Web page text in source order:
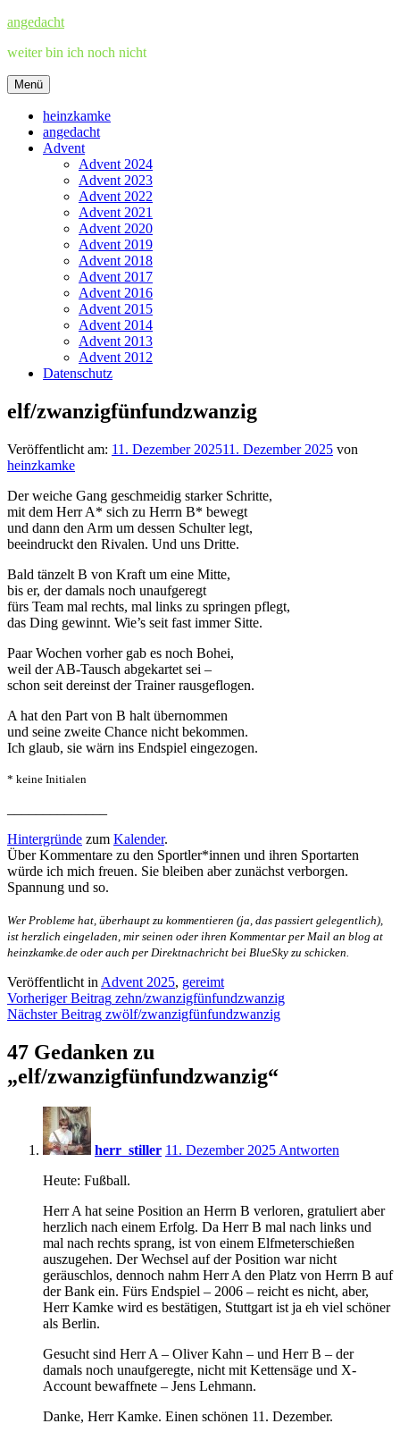
Zum
springen
angedacht
weiter bin ich noch nicht
Menü
heinzkamke
angedacht
Advent
Advent 2024
Advent 2023
Advent 2022
Advent 2021
Advent 2020
Advent 2019
Advent 2018
Advent 2017
Advent 2016
Advent 2015
Advent 2014
Advent 2013
Advent 2012
Datenschutz
elf/zwanzigfünfundzwanzig
Veröffentlicht am: 11. Dezember 202511. Dezember 2025 von
heinzkamke
Der weiche Gang geschmeidig starker Schritte,
mit dem Herr A* sich zu Herrn B* bewegt
und dann den Arm um dessen Schulter legt,
beeindruckt den Rivalen. Und uns Dritte.
Bald tänzelt B von Kraft um eine Mitte,
bis er, der damals noch unaufgeregt
fürs Team mal rechts, mal links zu springen pflegt,
das Ding gewinnt. Wie’s seit fast immer Sitte.
Paar Wochen vorher gab es noch Bohei,
weil der AB-Tausch abgekartet sei –
schon seit dereinst der Trainer rausgeflogen.
A hat den Part von B halt übernommen
und seine zweite Chance nicht bekommen.
Ich glaub, sie wärn ins Endspiel eingezogen.
* keine Initialen
Hintergründe zum Kalender.
Über Kommentare zu den Sportler*innen und ihren Sportarten
würde ich mich freuen. Sie bleiben aber zunächst verborgen.
Spannung und so.
Wer Probleme hat, überhaupt zu kommentieren (ja, das passiert gelegentlich),
ist herzlich eingeladen, mir seinen oder ihren Kommentar per Mail an blog at
heinzkamke.de oder auch per Direktnachricht bei BlueSky zu schicken.
Veröffentlicht in Advent 2025, gereimt
Beitragsnavigation
Vorheriger Beitrag zehn/zwanzigfünfundzwanzig
Nächster Beitrag zwölf/zwanzigfünfundzwanzig
47 Gedanken zu
„elf/zwanzigfünfundzwanzig“
herr_stiller 11. Dezember 2025 Antworten
Heute: Fußball.
Herr A hat seine Position an Herrn B verloren, gratuliert aber
herzlich nach einem Erfolg. Da Herr B mal nach links und
mal nach rechts sprang, ist von einem Elfmeterschießen
auszugehen. Der Wechsel auf der Position war nicht
geräuschlos, dennoch nahm Herr A den Platz von Herrn B auf
der Bank ein. Fürs Endspiel – 2006 – reicht es nicht, aber,
Herr Kamke wird es bestätigen, Stuttgart ist ja eh viel schöner
als Berlin.
Gesucht sind Herr A – Oliver Kahn – und Herr B – der
damals noch unaufgeregte, nicht mit Kettensäge und X-
Account bewaffnete – Jens Lehmann.
Danke, Herr Kamke. Einen schönen 11. Dezember.